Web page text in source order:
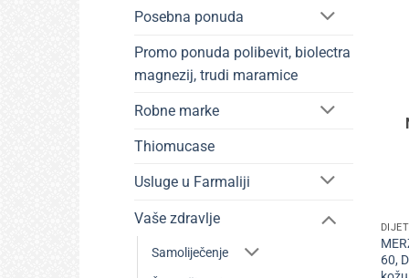
Posebna ponuda
Promo ponuda polibevit, biolectra
magnezij, trudi maramice
Robne marke
Thiomucase
Usluge u Farmaliji
Vaše zdravlje
Samoliječenje
60,